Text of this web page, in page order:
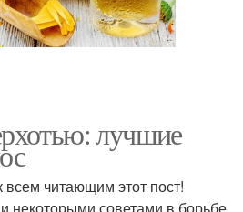
лучшие
всем читающим этот пост!